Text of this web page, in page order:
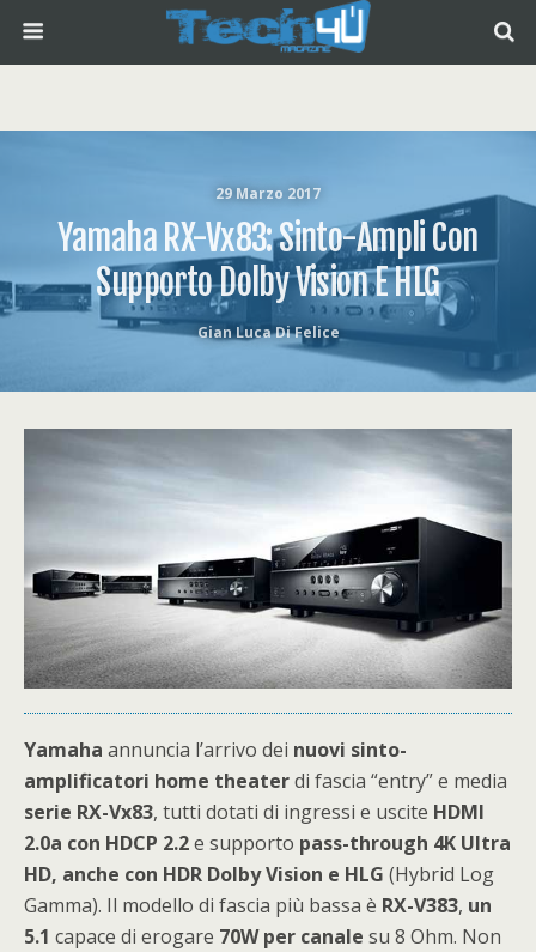
29 Marzo 2017
Yamaha RX-Vx83: Sinto-Ampli Con
Supporto Dolby Vision E HLG
Gian Luca Di Felice
Yamaha annuncia l’arrivo dei nuovi sinto-
amplificatori home theaterdi fascia “entry” e media
serie RX-Vx83, tutti dotati di ingressi e uscite HDMI
2.0a con HDCP 2.2e supporto pass-through 4K Ultra
HD, anche con HDR Dolby Vision e HLG (Hybrid Log
Gamma). Il modello di fascia più bassa è RX-V383, un
5.1 capace di erogare 70W per canale su 8 Ohm. Non